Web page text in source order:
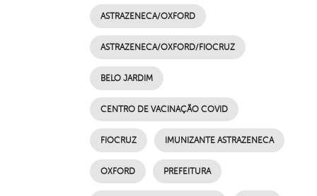
ASTRAZENECA/OXFORD
ASTRAZENECA/OXFORD/FIOCRUZ
BELO JARDIM
CENTRO DE VACINAÇÃO COVID
FIOCRUZ IMUNIZANTE ASTRAZENECA
OXFORD PREFEITURA